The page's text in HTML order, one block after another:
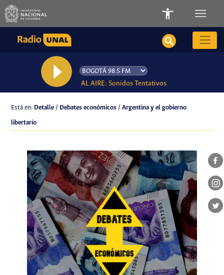
AL AIRE: Sonidos Tentativos
Está en: Detalle / Debates económicos / Argentina y el gobierno
libertario